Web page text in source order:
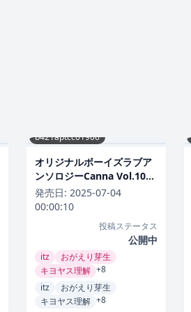
b421aptcc01906
オリジナルボーイズラブア
ンソロジーCanna Vol.102
恋愛
発売日: 2025-07-04
00:00:10
投稿ステータス
公開中
itz
おがえり芽生
キヨヤス理解 +8
itz
おがえり芽生
キヨヤス理解 +8